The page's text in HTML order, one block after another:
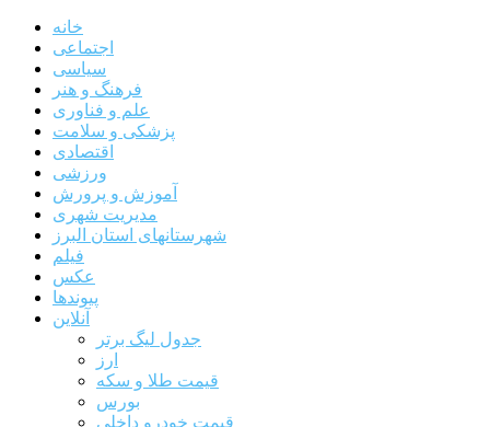
خانه
اجتماعی
سیاسی
فرهنگ و هنر
علم و فناوری
پزشکی و سلامت
اقتصادی
ورزشی
آموزش و پرورش
مدیریت شهری
شهرستانهای استان البرز
فیلم
عکس
پیوندها
آنلاین
جدول لیگ برتر
ارز
قیمت طلا و سکه
بورس
قیمت خودرو داخلی